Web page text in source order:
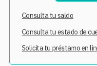
Consulta tu saldo
Consulta tu estado de
Solicita tu préstamo en